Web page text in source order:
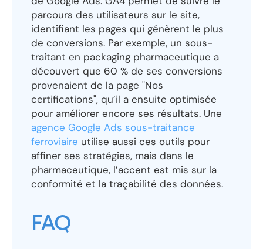
parcours des utilisateurs sur le site,
identifiant les pages qui génèrent le plus
de conversions. Par exemple, un sous-
traitant en packaging pharmaceutique a
découvert que 60 % de ses conversions
provenaient de la page "Nos
certifications", qu’il a ensuite optimisée
pour améliorer encore ses résultats. Une
agence Google Ads sous-traitance
ferroviaire utilise aussi ces outils pour
affiner ses stratégies, mais dans le
pharmaceutique, l’accent est mis sur la
conformité et la traçabilité des données.
FAQ